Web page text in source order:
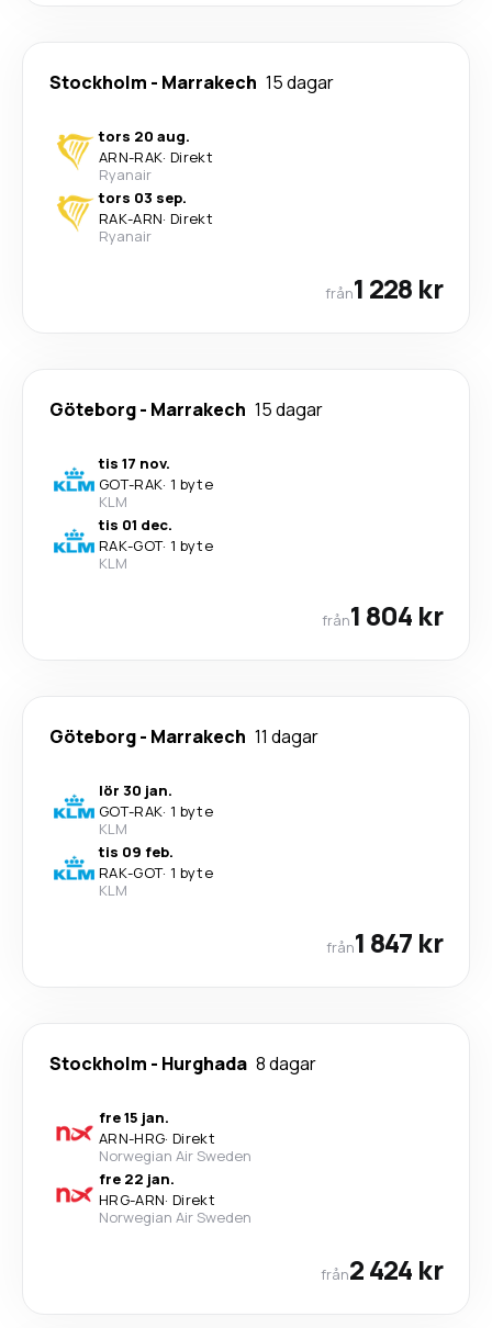
Stockholm - Marrakech 15 dagar
tors 20 aug.
ARN-RAK· Direkt
Ryanair
tors 03 sep.
RAK-ARN· Direkt
Ryanair
från1 228 kr
Göteborg- Marrakech 15 dagar
tis 17 nov.
GOT-RAK· 1 byte
KLM
tis 01 dec.
RAK-GOT· 1 byte
KLM
från1 804 kr
Göteborg- Marrakech 11 dagar
lör 30 jan.
GOT-RAK· 1 byte
KLM
tis 09 feb.
RAK-GOT· 1 byte
KLM
från1 847 kr
Stockholm - Hurghada 8 dagar
fre 15 jan.
ARN-HRG· Direkt
Norwegian Air Sweden
fre 22 jan.
HRG-ARN· Direkt
Norwegian Air Sweden
från2 424 kr